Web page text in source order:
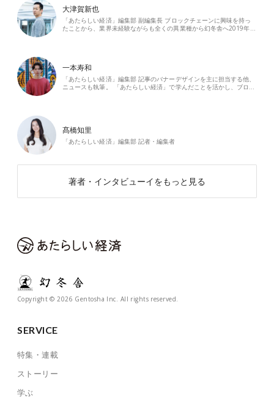
大津賀新也
「あたらしい経済」編集部 副編集長 ブロックチェーンに興味を持っ
たことから、業界未経験ながらも全くの異業種から幻冬舎へ2019年…
一本寿和
「あたらしい経済」編集部 記事のバナーデザインを主に担当する他、
ニュースも執筆。 「あたらしい経済」で学んだことを活かし、ブロ…
髙橋知里
「あたらしい経済」編集部 記者・編集者
著者・インタビューイをもっと見る
Copyright © 2026 Gentosha Inc. All rights reserved.
SERVICE
特集・連載
ストーリー
学ぶ